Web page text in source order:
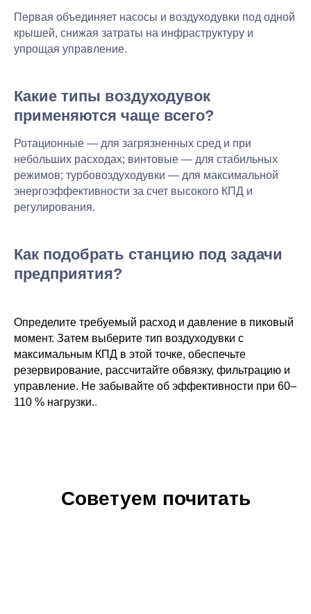
Первая объединяет насосы и воздуходувки под одной
крышей, снижая затраты на инфраструктуру и
упрощая управление.
Какие типы воздуходувок
применяются чаще всего?
Ротационные — для загрязненных сред и при
небольших расходах; винтовые — для стабильных
режимов; турбовоздуходувки — для максимальной
энергоэффективности за счет высокого КПД и
регулирования.
Как подобрать станцию под задачи
предприятия?
Определите требуемый расход и давление в пиковый
момент. Затем выберите тип воздуходувки с
максимальным КПД в этой точке, обеспечьте
резервирование, рассчитайте обвязку, фильтрацию и
управление. Не забывайте об эффективности при 60–
110 % нагрузки..
Советуем почитать